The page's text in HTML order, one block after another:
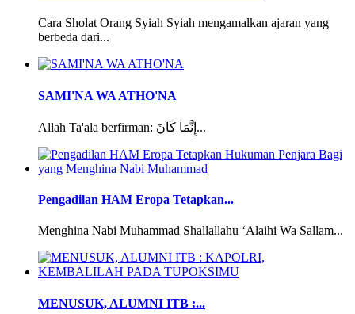
Cara Sholat Orang Syiah Syiah mengamalkan ajaran yang
berbeda dari...
SAMI'NA WA ATHO'NA
Allah Ta'ala berfirman: إِنَّمَا كَانَ...
Pengadilan HAM Eropa Tetapkan...
Menghina Nabi Muhammad Shallallahu ‘Alaihi Wa Sallam...
MENUSUK, ALUMNI ITB :...